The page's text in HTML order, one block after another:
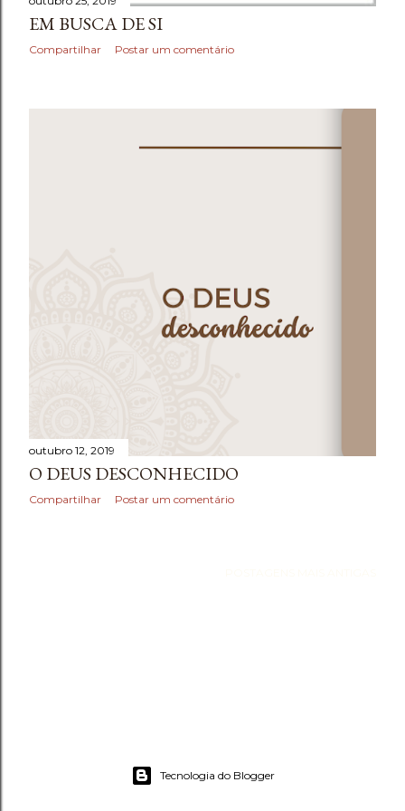
EM BUSCA DE SI
Compartilhar Postar um comentário
outubro 12, 2019
O DEUS DESCONHECIDO
Compartilhar Postar um comentário
Tecnologia do Blogger